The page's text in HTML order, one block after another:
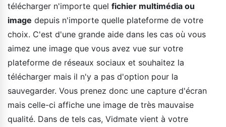
télécharger n'importe quel fichier multimédia ou
image depuis n'importe quelle plateforme de votre
choix. C'est d'une grande aide dans les cas où vous
aimez une image que vous avez vue sur votre
plateforme de réseaux sociaux et souhaitez la
télécharger mais il n'y a pas d'option pour la
sauvegarder. Vous prenez donc une capture d'écran
mais celle-ci affiche une image de très mauvaise
qualité. Dans de tels cas, Vidmate vient à votre